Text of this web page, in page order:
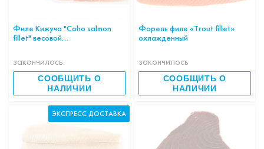
Филе Кижуча "Coho salmon
fillet" весовой
закончилось
СООБЩИТЬ О
НАЛИЧИИ
Форель филе «Trout fillet»
охлажденный
закончилось
СООБЩИТЬ О
НАЛИЧИИ
ЭКСПРЕСС ДОСТАВКА